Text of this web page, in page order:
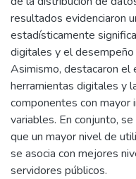
resultados evidenciaron
estadísticamente
digitales y el
Asimismo, destacaron el
herramientas digitales y
componentes con mayor
variables. En conjunto,
que un mayor nivel de
se asocia con mejores
servidores públicos.